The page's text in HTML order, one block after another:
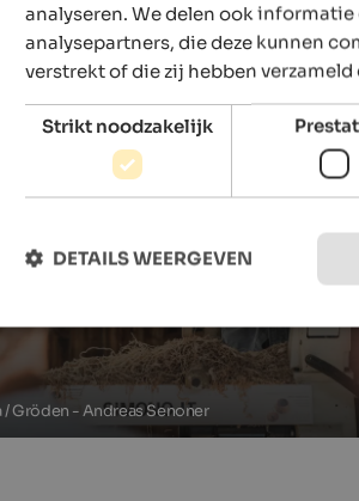
/ Gröden - Andreas Senoner
analyseren. We delen ook
analysepartners, die deze kunnen
verstrekt of die zij hebben
Strikt noodzakelijk
DETAILS WEERGEVEN